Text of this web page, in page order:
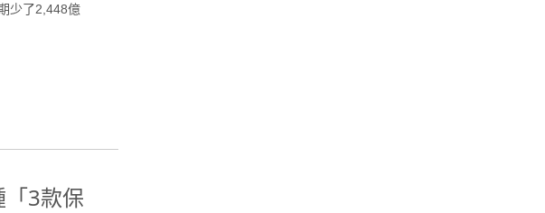
少了2,448億
3款保